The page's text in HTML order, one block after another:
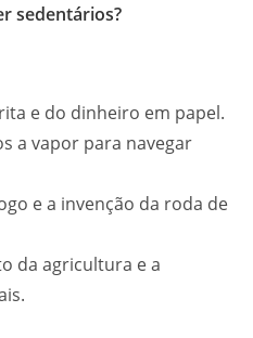
sedentários?
e do dinheiro em papel.
a vapor para navegar
e a invenção da roda de
da agricultura e a